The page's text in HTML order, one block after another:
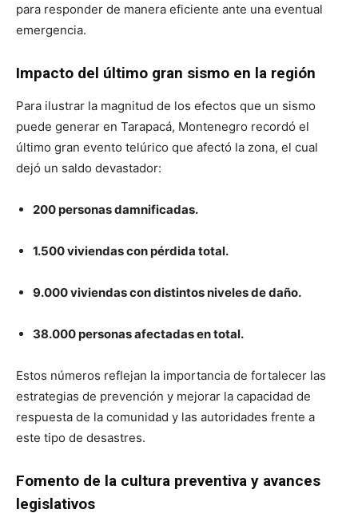
para responder de manera eficiente ante una eventual
emergencia.
Impacto del último gran sismo en la región
Para ilustrar la magnitud de los efectos que un sismo
puede generar en Tarapacá, Montenegro recordó el
último gran evento telúrico que afectó la zona, el cual
dejó un saldo devastador:
200 personas damnificadas.
1.500 viviendas con pérdida total.
9.000 viviendas con distintos niveles de daño.
38.000 personas afectadas en total.
Estos números reflejan la importancia de fortalecer las
estrategias de prevención y mejorar la capacidad de
respuesta de la comunidad y las autoridades frente a
este tipo de desastres.
Fomento de la cultura preventiva y avances
legislativos